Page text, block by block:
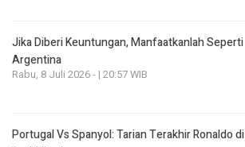
Jika Diberi Keuntungan, Manfaatkanlah Seperti
Argentina
Rabu, 8 Juli 2026 - | 20:57 WIB
Portugal Vs Spanyol: Tarian Terakhir Ronaldo di